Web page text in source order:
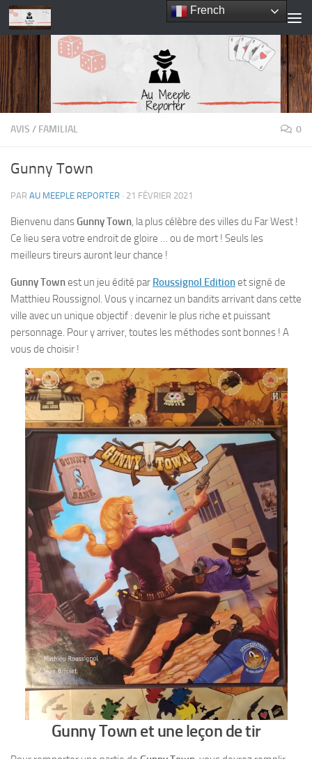
Skip to content
AVIS / FAMILIAL 0
Gunny Town
PAR AU MEEPLE REPORTER · 21 FÉVRIER 2021
Bienvenu dansGunny Town, la plus célèbre des villes du Far West !
Ce lieu sera votre endroit de gloire … ou de mort ! Seuls les
meilleurs tireurs auront leur chance !
Gunny Townest un jeu édité par Roussignol Editionet signé de
Matthieu Roussignol. Vous y incarnez un bandits arrivant dans cette
ville avec un unique objectif : devenir le plus riche et puissant
personnage. Pour y arriver, toutes les méthodes sont bonnes ! A
vous de choisir !
Gunny Town et une leçon de tir
French